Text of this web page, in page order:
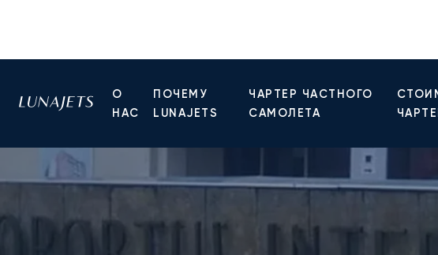
О
НАС
ПОЧЕМУ
LUNAJETS
ЧАРТЕР ЧАСТНОГО
САМОЛЕТА